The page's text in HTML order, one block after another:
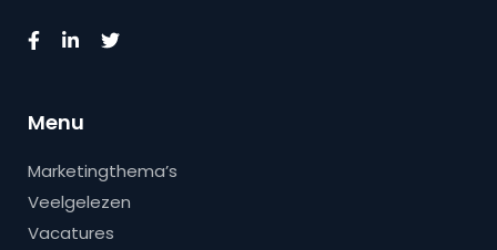
Menu
Marketingthema’s
Veelgelezen
Vacatures